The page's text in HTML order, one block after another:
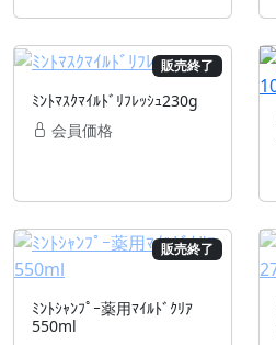
販売終了
ﾐﾝﾄﾏｽｸﾏｲﾙﾄﾞﾘﾌﾚｯｼｭ230g
会員価格
販売終了
ﾐﾝﾄｼｬﾝﾌﾟｰ薬用ﾏｲﾙﾄﾞｸﾘｱ
550ml